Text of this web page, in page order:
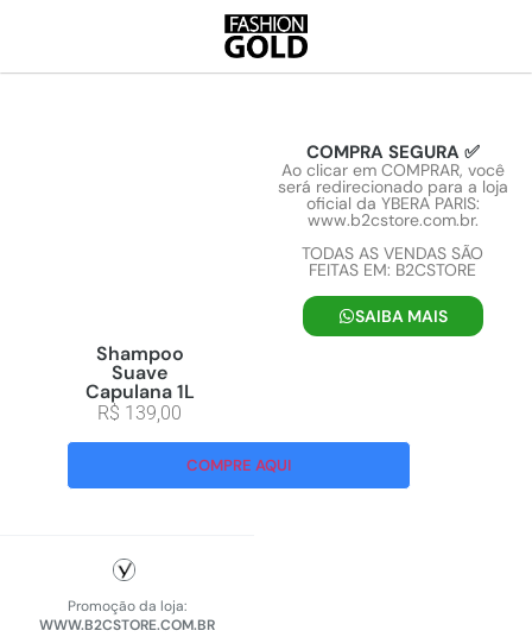
Shampoo
Suave
Capulana 1L
R$ 139,00
COMPRE AQUI
Promoção da loja:
WWW.B2CSTORE.COM.BR
COMPRA SEGURA ✅
Ao clicar em COMPRAR, você
será redirecionado para a loja
oficial da YBERA PARIS:
www.b2cstore.com.br.
TODAS AS VENDAS SÃO
FEITAS EM: B2CSTORE
SAIBA MAIS